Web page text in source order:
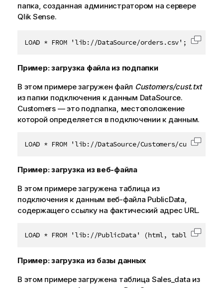
папка, созданная администратором на сервере
Qlik Sense.
LOAD * FROM 'lib://DataSource/orders.csv';
Пример: загрузка файла из подпапки
В этом примере загружен файл Customers/cust.txt
из папки подключения к данным DataSource.
Customers — это подпапка, местоположение
которой определяется в подключении к данным.
LOAD * FROM 'lib://DataSource/Customers/cust.txt';
Пример: загрузка из веб-файла
В этом примере загружена таблица из
подключения к данным веб-файла PublicData
содержащего ссылку на фактический адрес URL.
LOAD * FROM 'lib://PublicData' (html, table is @1);
Пример: загрузка из базы данных
В этом примере загружена таблица Sales_data из